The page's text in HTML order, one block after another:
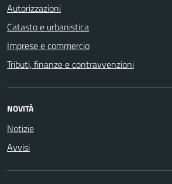
Autorizzazioni
Catasto e urbanistica
Imprese e commercio
Tributi, finanze e contravvenzioni
NOVITÀ
Notizie
Avvisi